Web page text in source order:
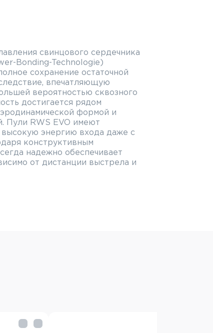
свинцового сердечника
Bonding-Technologie)
сохранение остаточной
впечатляющую
вероятностью сквозного
достигается рядом
формой и
Пули RWS EVO имеют
энергию входа даже с
конструктивным
надежно обеспечивает
от дистанции выстрела и